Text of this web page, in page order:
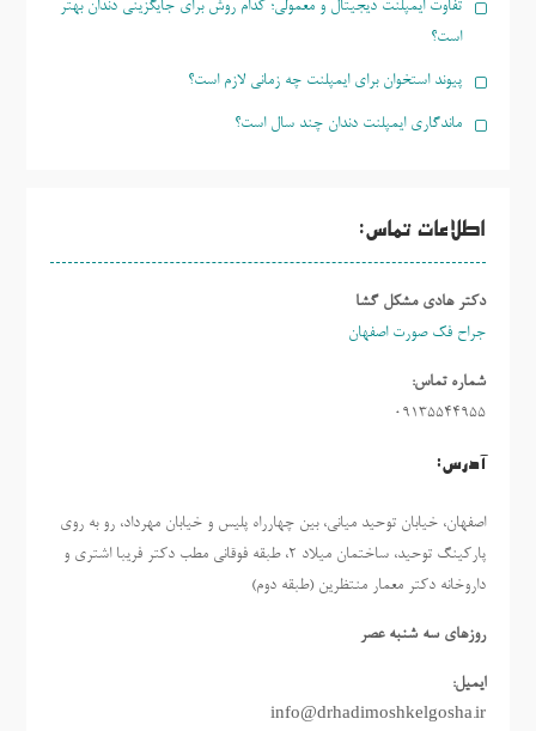
تفاوت ایمپلنت دیجیتال و معمولی؛ کدام روش برای جایگزینی دندان بهتر
است؟
پیوند استخوان برای ایمپلنت چه زمانی لازم است؟
ماندگاری ایمپلنت دندان چند سال است؟
اطلاعات تماس:
دکتر هادی مشکل گشا
جراح فک صورت اصفهان
شماره تماس:
09135544955
آدرس:
اصفهان، خیابان توحید میانی، بین چهارراه پلیس و خیابان مهرداد، رو به روی
پارکینگ توحید، ساختمان میلاد ٢، طبقه فوقانی مطب دکتر فریبا اشتری و
داروخانه دکتر معمار منتظرین (طبقه دوم)
روزهاي سه شنبه عصر
ایمیل:
info@drhadimoshkelgosha.ir